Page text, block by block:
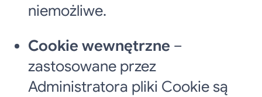
niemożliwe.
Cookie wewnętrzne –
zastosowane przez
Administratora pliki Cookie są